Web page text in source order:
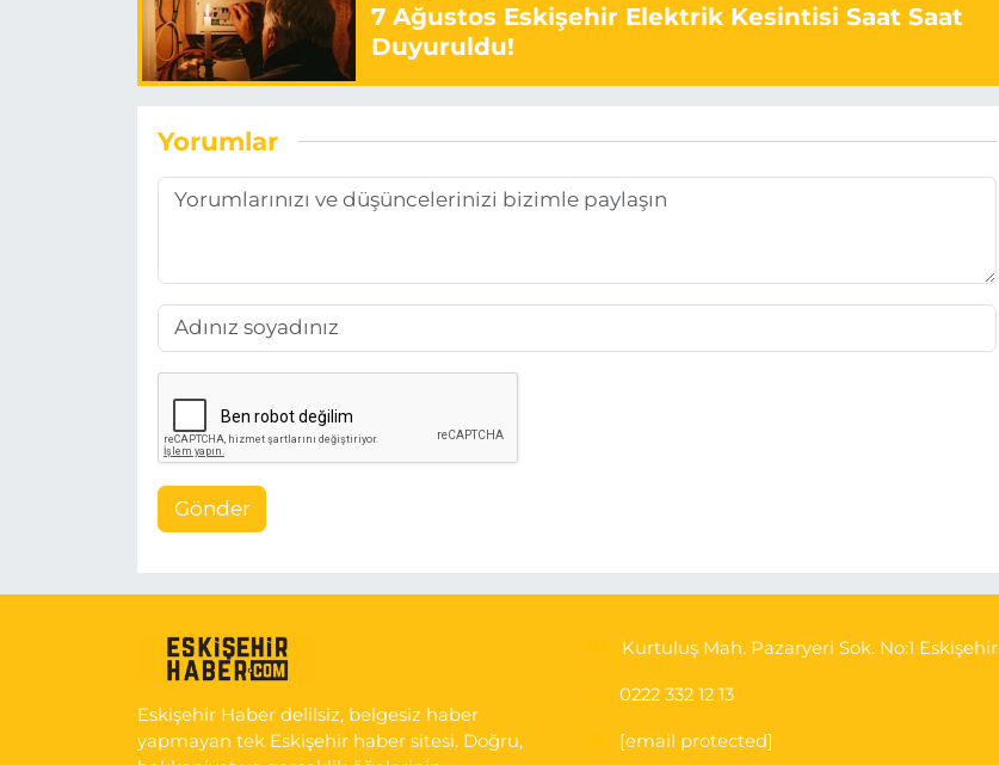
7 Ağustos Eskişehir Elektrik Kesintisi Saat Saat
Duyuruldu!
Yorumlar
Gönder
Eskişehir Haber delilsiz, belgesiz haber
yapmayan tek Eskişehir haber sitesi. Doğru,
Kurtuluş Mah. Pazaryeri Sok. No:1 Eskişehir
0222 332 12 13
[email protected]